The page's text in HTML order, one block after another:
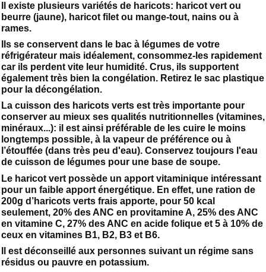
Il existe plusieurs variétés de haricots: haricot vert ou
beurre (jaune), haricot filet ou mange-tout, nains ou à
rames.
Ils se conservent dans le bac à légumes de votre
réfrigérateur mais idéalement, consommez-les rapidement
car ils perdent vite leur humidité. Crus, ils supportent
également très bien la congélation. Retirez le sac plastique
pour la décongélation.
La cuisson des haricots verts est très importante pour
conserver au mieux ses qualités nutritionnelles (vitamines,
minéraux...): il est ainsi préférable de les cuire le moins
longtemps possible, à la vapeur de préférence ou à
l’étouffée (dans très peu d'eau). Conservez toujours l'eau
de cuisson de légumes pour une base de soupe.
Le haricot vert possède un apport vitaminique intéressant
pour un faible apport énergétique. En effet, une ration de
200g d’haricots verts frais apporte, pour 50 kcal
seulement, 20% des ANC en provitamine A, 25% des ANC
en vitamine C, 27% des ANC en acide folique et 5 à 10% de
ceux en vitamines B1, B2, B3 et B6.
Il est déconseillé aux personnes suivant un régime sans
résidus ou pauvre en potassium.